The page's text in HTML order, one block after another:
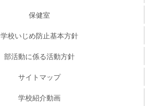
保健室
学校いじめ防止基本方針
部活動に係る活動方針
サイトマップ
学校紹介動画